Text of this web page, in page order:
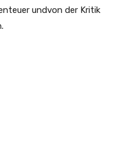
undvon der Kritik